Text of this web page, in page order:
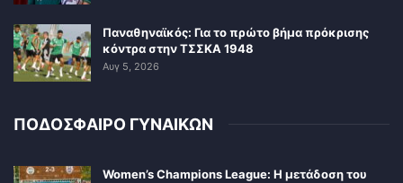
Παναθηναϊκός: Για το πρώτο βήμα πρόκρισης
κόντρα στην ΤΣΣΚΑ 1948
Αυγ 5, 2026
ΠΟΔΟΣΦΑΙΡΟ ΓΥΝΑΙΚΩΝ
Women’s Champions League: Η μετάδοση του